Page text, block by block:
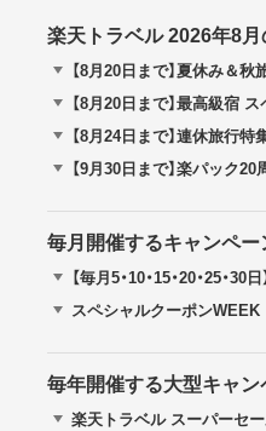
楽天トラベル 2026年8
【8月20日まで】夏休み＆秋
【8月20日まで】最高級宿
【8月24日まで】連休旅行特
【9月30日まで】楽パック
毎月開催するキャンペー
【毎月5・10・15・20・25・30
スペシャルクーポンWEEK
毎年開催する大型キャン
楽天トラベル スーパーセ